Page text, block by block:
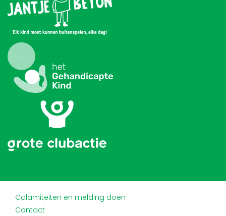
Calamiteiten en melding doen
Contact